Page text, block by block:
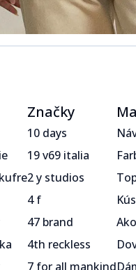
Značky
10 days
19 v69 italia
2 y studios
4 f
47 brand
4th reckless
7 for all mankind
Návrat 90.
Farba
Top
Kúsky,
Ako nosiť all-
Dámske